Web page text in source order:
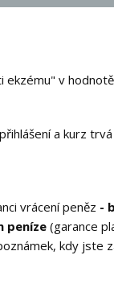
v
a kurz
vrácení peněz -
peníze (garance
kdy jste